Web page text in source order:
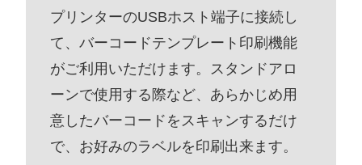
プリンターのUSBホスト端子に接続し
て、バーコードテンプレート印刷機能
がご利用いただけます。スタンドアロ
ーンで使用する際など、あらかじめ用
意したバーコードをスキャンするだけ
で、お好みのラベルを印刷出来ます。